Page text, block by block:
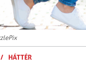
/ HÁTTÉR